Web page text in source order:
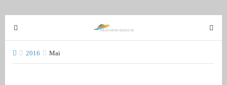
T
o
g
g
T
o
g
2016 Mai